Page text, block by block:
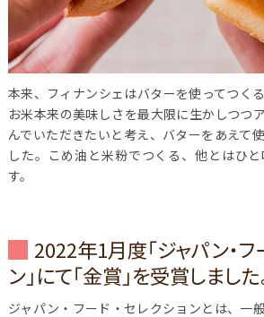
本来、フィナンシェはバターを使ってつく
お米本来の美味しさを最大限に生かしつつ
んでいただきたいと考え、バターをあえて
した。こめ油と米粉でつくる、他とはひ
す。
2022年1月度「ジャパン・フ
ン」にて「金賞」を受賞しました
ジャパン・フード・セレクションとは、一